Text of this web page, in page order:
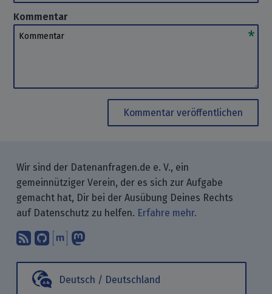
Kommentar
Kommentar
Kommentar veröffentlichen
Wir sind der Datenanfragen.de e. V., ein
gemeinnütziger Verein, der es sich zur Aufgabe
gemacht hat, Dir bei der Ausübung Deines Rechts
auf Datenschutz zu helfen. Erfahre mehr.
Abonniere unsere Blogbeiträge mit
Finde uns bei GitHub.
Unterhalte Dich mit uns über
Deutsch / Deutschland